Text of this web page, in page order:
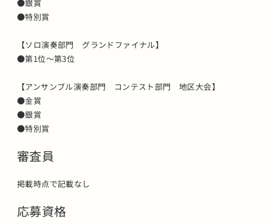
●銀賞
●特別賞
【ソロ演奏部門 グランドファイナル】
●第1位～第3位
【アンサンブル演奏部門 コンテスト部門 地区大会】
●金賞
●銀賞
●特別賞
審査員
掲載時点で記載なし
応募資格